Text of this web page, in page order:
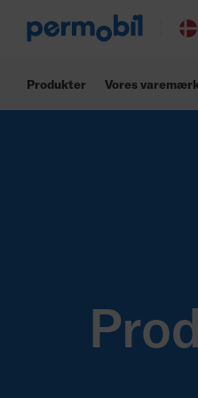
Produkter Vores